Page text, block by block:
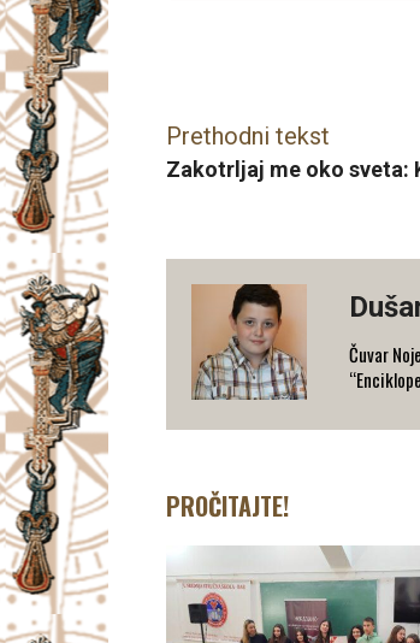
Prethodni tekst
Zakotrljaj me oko sveta:
Čuvar
PROČITAJTE!